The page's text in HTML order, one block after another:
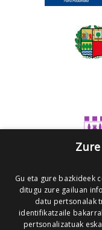
Gu eta gure bazkideek
ditugu zure gailuan
datu pertsonalak
identifikatzaile
pertsonalizatuak